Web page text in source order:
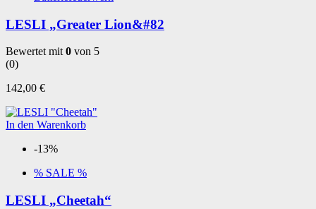
LESLI „Greater Lion&#82
Bewertet mit0 von 5
(0)
142,00 €
In den Warenkorb
-13%
% SALE %
LESLI „Cheetah“